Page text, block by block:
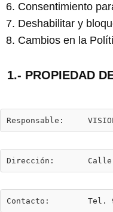
6. Consentimiento
7. Deshabilitar y
8. Cambios en la
1.- PROPIEDAD
Responsable:
Dirección:       Calle
Contacto:        Tel.